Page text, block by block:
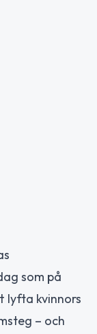
som på
lyfta kvinnors
– och